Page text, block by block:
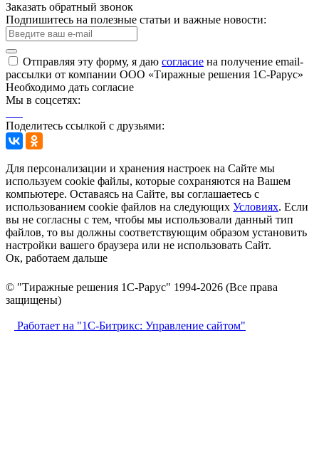
Заказать обратный звонок
Подпишитесь на полезные статьи и важные новости:
Отправляя эту форму, я даю согласие на получение email-
рассылки от компании ООО «Тиражные решения 1С-Рарус»
Необходимо дать согласие
Мы в соцсетях:
Поделитесь ссылкой с друзьями:
Для персонализации и хранения настроек на Сайте мы
используем cookie файлы, которые сохраняются на Вашем
компьютере. Оставаясь на Сайте, вы соглашаетесь с
использованием cookie файлов на следующих Условиях. Если
вы не согласны с тем, чтобы мы использовали данный тип
файлов, то вы должны соответствующим образом установить
настройки вашего браузера или не использовать Сайт.
Ок, работаем дальше
© "Тиражные решения 1С-Рарус" 1994-2026 (Все права
защищены)
Работает на "1С-Битрикс: Управление сайтом"